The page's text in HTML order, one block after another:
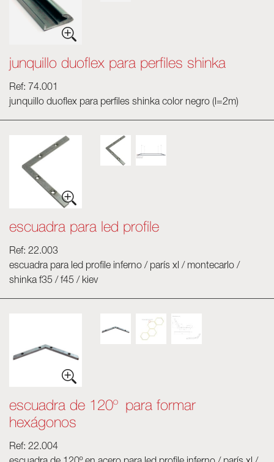
junquillo duoflex para perfiles shinka
Ref: 74.001
junquillo duoflex para perfiles shinka color negro (l=2m)
escuadra para led profile
Ref: 22.003
escuadra para led profile inferno / parís xl / montecarlo /
shinka f35 / f45 / kiev
escuadra de 120º para formar
hexágonos
Ref: 22.004